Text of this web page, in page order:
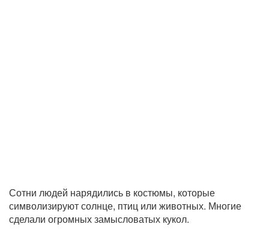
Сотни людей нарядились в костюмы, которые
символизируют солнце, птиц или животных. Многие
сделали огромных замысловатых кукол.